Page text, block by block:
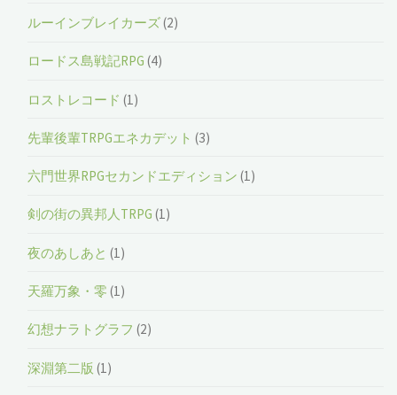
ルーインブレイカーズ(2)
ロードス島戦記RPG (4)
ロストレコード (1)
先輩後輩TRPGエネカデット (3)
六門世界RPGセカンドエディション (1)
剣の街の異邦人TRPG (1)
夜のあしあと (1)
天羅万象・零 (1)
幻想ナラトグラフ (2)
深淵第二版 (1)